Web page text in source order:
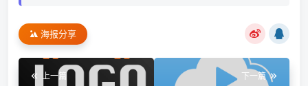
海报分享
上一篇
下一篇